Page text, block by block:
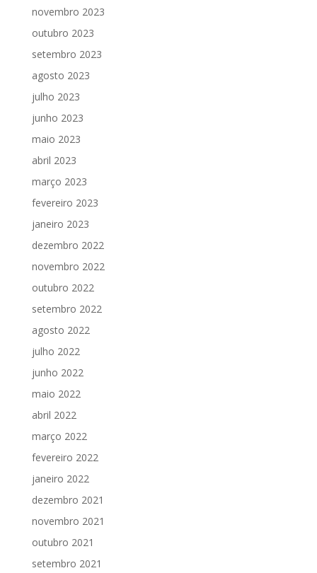
novembro 2023
outubro 2023
setembro 2023
agosto 2023
julho 2023
junho 2023
maio 2023
abril 2023
março 2023
fevereiro 2023
janeiro 2023
dezembro 2022
novembro 2022
outubro 2022
setembro 2022
agosto 2022
julho 2022
junho 2022
maio 2022
abril 2022
março 2022
fevereiro 2022
janeiro 2022
dezembro 2021
novembro 2021
outubro 2021
setembro 2021